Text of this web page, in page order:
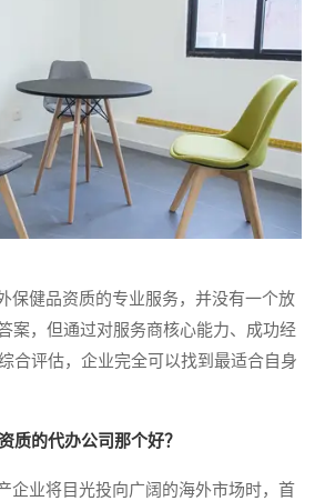
健品资质的专业服务，并没有一个放
案，但通过对服务商核心能力、成功经
合评估，企业完全可以找到最适合自身
质的代办公司那个好？
业将目光投向广阔的海外市场时，首